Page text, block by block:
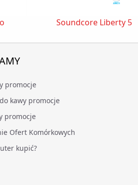
Soundcore Liberty 5
promocje
kawy promocje
promocje
Ofert Komórkowych
kupić?